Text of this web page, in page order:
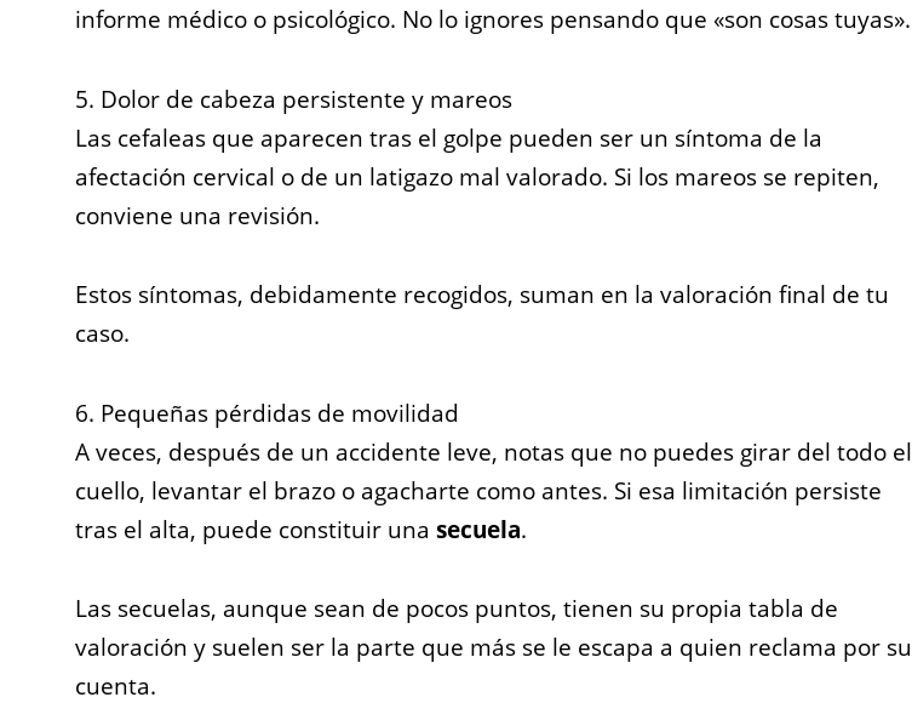
informe médico o psicológico. No lo ignores pensando que «son cosas tuyas».
5. Dolor de cabeza persistente y mareos
Las cefaleas que aparecen tras el golpe pueden ser un síntoma de la
afectación cervical o de un latigazo mal valorado. Si los mareos se repiten,
conviene una revisión.
Estos síntomas, debidamente recogidos, suman en la valoración final de tu
caso.
6. Pequeñas pérdidas de movilidad
A veces, después de un accidente leve, notas que no puedes girar del todo el
cuello, levantar el brazo o agacharte como antes. Si esa limitación persiste
tras el alta, puede constituir unasecuela.
Las secuelas, aunque sean de pocos puntos, tienen su propia tabla de
valoración y suelen ser la parte que más se le escapa a quien reclama por su
cuenta.